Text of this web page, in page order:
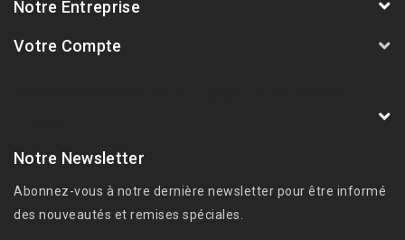
Notre Entreprise
Votre Compte
Notre Newsletter
Abonnez-vous à notre dernière newsletter pour être informé
des nouveautés et remises spéciales.